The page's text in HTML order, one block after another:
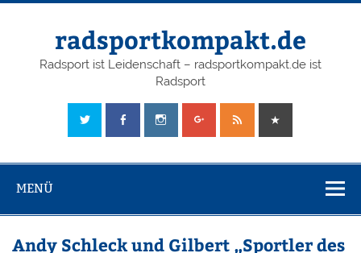
radsportkompakt.de
Radsport ist Leidenschaft – radsportkompakt.de ist
Radsport
MENÜ
Andy Schleck und Gilbert „Sportler des